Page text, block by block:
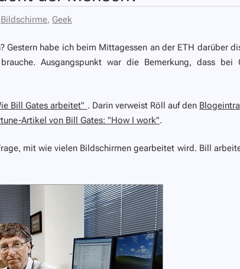
Bildschirme, Geek
Gestern habe ich beim Mittagessen an der ETH darüber
Ausgangspunkt war die Bemerkung, dass bei
Bill Gates arbeitet" . Darin verweist Röll auf den
Artikel von Bill Gates: "How I work".
mit wie vielen Bildschirmen gearbeitet wird. Bill